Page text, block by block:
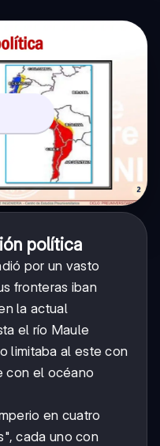
política
por un vasto
fronteras iban
la actual
el río Maule
limitaba al este con
con el océano
en cuatro
cada uno con